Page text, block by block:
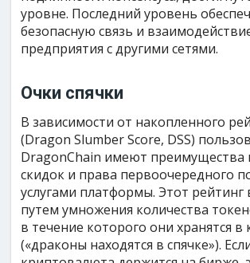
уровне. Последний уровень
безопасную связь и
предприятия с другими сетями.
Очки спячки
В зависимости от накопленного
(Dragon Slumber Score, DSS)
DragonChain имеют преимущества
скидок и права первоочередного
услугами платформы. Этот рейтинг
путем умножения количества
в течение которого они хранятся в
(«драконы находятся в спячке»).